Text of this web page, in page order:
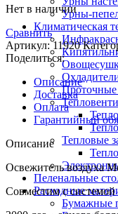
Урны-
Климатическая
Проточные
Тепловые
Пеленальные
Расходные
Бумажные
Нет в наличии
Сравнить
Артикул:11920
Поделиться:
Описание
Доставка
Оплата
Гарантийный
Описание
Освежитель воздуха
Совместим с системой